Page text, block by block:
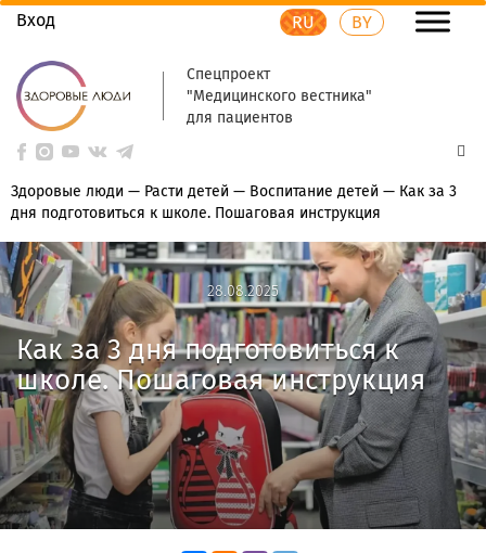
Вход RU BY
Спецпроект
"Медицинского вестника"
для пациентов
Здоровые люди — Расти детей — Воспитание детей — Как за 3
дня подготовиться к школе. Пошаговая инструкция
28.08.2025
28.08.2025
Как за 3 дня подготовиться к
школе. Пошаговая инструкция